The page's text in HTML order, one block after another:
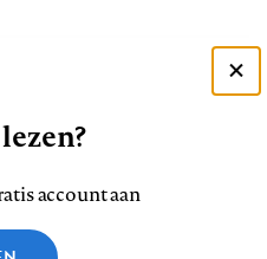
account aan